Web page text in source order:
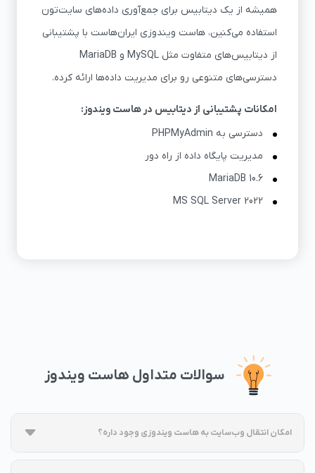
همیشه از یک دیتابیس برای جمع‌آوری داده‌های سایت‌تون
استفاده می‌کنین، هاست ویندوزی ایران‌هاست با پشتیبانی
از دیتابیس‌های متفاوت مثل MySQL و MariaDB
دسترسی‌های متنوعی رو برای مدیریت داده‌ها ارائه کرده.
امکانات پشتیبانی از دیتابیس در هاست ویندوز:
دسترسی به PHPMyAdmin
مدیریت پایگاه داده از راه دور
MariaDB 10.6
MS SQL Server 2022
سوالات متداول هاست ویندوز
امکان انتقال وب‌سایت به هاست ویندوزی وجود داره؟